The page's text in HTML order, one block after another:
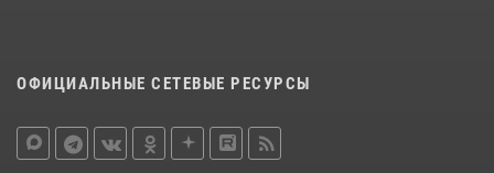
ОФИЦИАЛЬНЫЕ СЕТЕВЫЕ РЕСУРСЫ